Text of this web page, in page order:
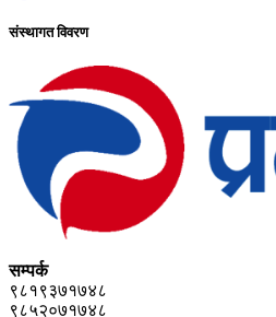
संस्थागत विवरण
सम्पर्क
९८१९३७१७४८
९८५२०७१७४८